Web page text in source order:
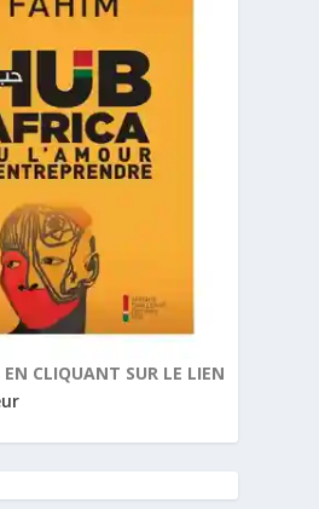
CLIQUANT SUR LE LIEN